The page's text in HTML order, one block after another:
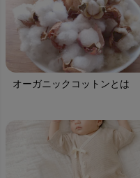
オーガニックコットンとは